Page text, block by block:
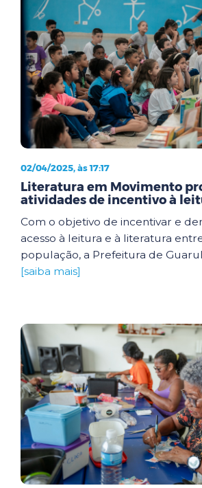
02/04/2025, às 17:17
Literatura em Movimento
atividades de incentivo à
Com o objetivo de incentivar e
acesso à leitura e à literatura
população, a Prefeitura de
[saiba mais]